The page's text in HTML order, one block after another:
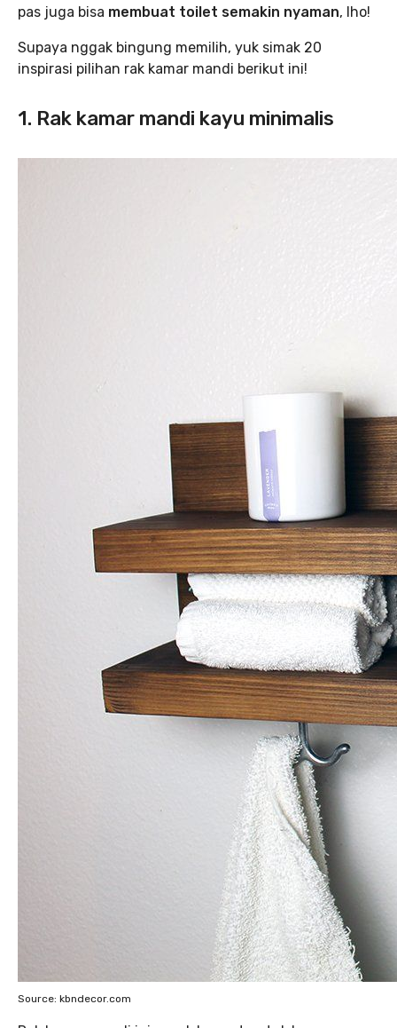
pas juga bisa membuat toilet semakin nyaman, lho!
Supaya nggak bingung memilih, yuk simak 20
inspirasi pilihan rak kamar mandi berikut ini!
1. Rak kamar mandi kayu minimalis
Source: kbndecor.com